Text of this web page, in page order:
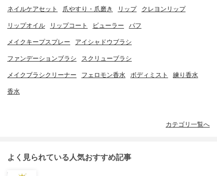
ネイルケアセット 爪やすり・爪磨き リップ クレヨンリップ
リップオイル リップコート ビューラー パフ
メイクキープスプレー アイシャドウブラシ
ファンデーションブラシ スクリューブラシ
メイクブラシクリーナー フェロモン香水 ボディミスト 練り香水
香水
カテゴリ一覧へ
よく見られている人気おすすめ記事